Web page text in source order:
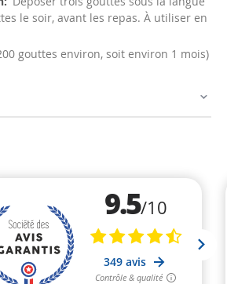
le soir, avant les repas. À utiliser en
gouttes environ, soit environ 1 mois)